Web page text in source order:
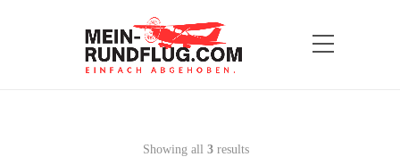
Showing all3 results